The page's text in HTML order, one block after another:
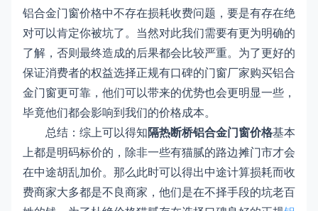
铝合金门窗价格中不存在损耗收费问题，要是有存在绝
对可以肯定你被坑了。当然对此我们需要有更为明确的
了解，否则最终造成的后果都会比较严重。为了更好的
保证消费者的权益选择正规有口碑的门窗厂家购买铝合
金门窗更可靠，他们可以带来的优势也会更明显一些，
毕竟他们都会影响到我们的价格成本。
总结：综上可以得知隔热断桥铝合金门窗价格基本
上都是明码标价的，除非一些有猫腻的路边摊门市才会
在中途胡乱加价。那么此时可以得出中途计算损耗而收
费商家大多都是不良商家，他们是在不择手段的坑老百